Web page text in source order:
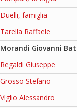
Duelli, famiglia
Tarella Raffaele
Morandi Giovanni
Regaldi Giuseppe
Grosso Stefano
Viglio Alessandro